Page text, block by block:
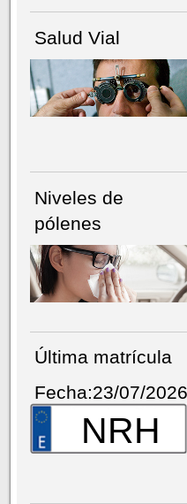
Salud Vial
Niveles de
pólenes
Última matrícula
Fecha:23/07/2026
NRH